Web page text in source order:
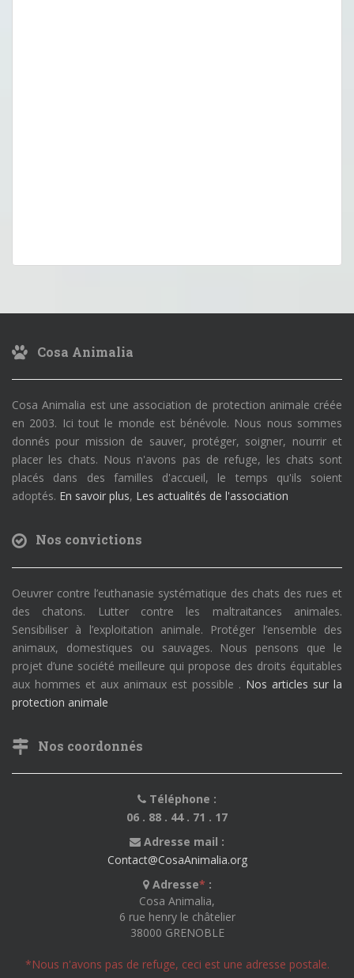
Cosa Animalia
Cosa Animalia est une association de protection animale créée
en 2003. Ici tout le monde est bénévole. Nous nous sommes
donnés pour mission de sauver, protéger, soigner, nourrir et
placer les chats. Nous n'avons pas de refuge, les chats sont
placés dans des familles d'accueil, le temps qu'ils soient
adoptés. En savoir plus, Les actualités de l'association
Nos convictions
Oeuvrer contre l’euthanasie systématique des chats des rues et
des chatons. Lutter contre les maltraitances animales.
Sensibiliser à l’exploitation animale. Protéger l’ensemble des
animaux, domestiques ou sauvages. Nous pensons que le
projet d’une société meilleure qui propose des droits équitables
aux hommes et aux animaux est possible . Nos articles sur la
protection animale
Nos coordonnés
Téléphone :
06 . 88 . 44 . 71 . 17
Adresse mail :
Contact@CosaAnimalia.org
Adresse* :
Cosa Animalia,
6 rue henry le châtelier
38000 GRENOBLE
*Nous n'avons pas de refuge, ceci est une adresse postale.